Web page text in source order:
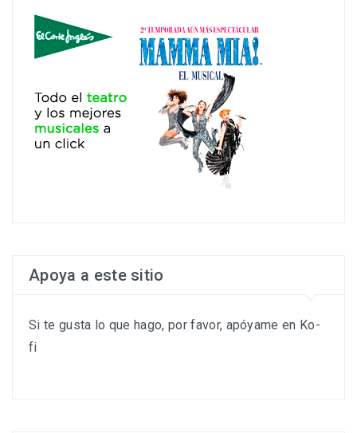
Apoya a este sitio
Si te gusta lo que hago, por favor, apóyame en Ko-
fi